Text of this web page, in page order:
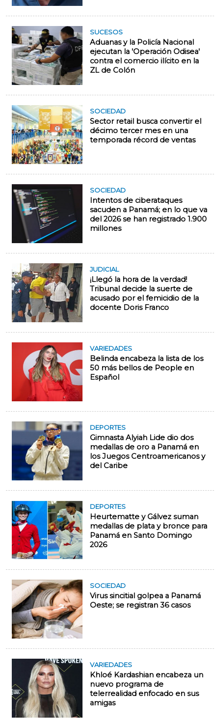
SUCESOS
Aduanas y la Policía Nacional
ejecutan la 'Operación Odisea'
contra el comercio ilícito en la
ZL de Colón
SOCIEDAD
Sector retail busca convertir el
décimo tercer mes en una
temporada récord de ventas
SOCIEDAD
Intentos de ciberataques
sacuden a Panamá; en lo que va
del 2026 se han registrado 1.900
millones
JUDICIAL
¡Llegó la hora de la verdad!
Tribunal decide la suerte de
acusado por el femicidio de la
docente Doris Franco
VARIEDADES
Belinda encabeza la lista de los
50 más bellos de People en
Español
DEPORTES
Gimnasta Alyiah Lide dio dos
medallas de oro a Panamá en
los Juegos Centroamericanos y
del Caribe
DEPORTES
Heurtematte y Gálvez suman
medallas de plata y bronce para
Panamá en Santo Domingo
2026
SOCIEDAD
Virus sincitial golpea a Panamá
Oeste; se registran 36 casos
VARIEDADES
Khloé Kardashian encabeza un
nuevo programa de
telerrealidad enfocado en sus
amigas